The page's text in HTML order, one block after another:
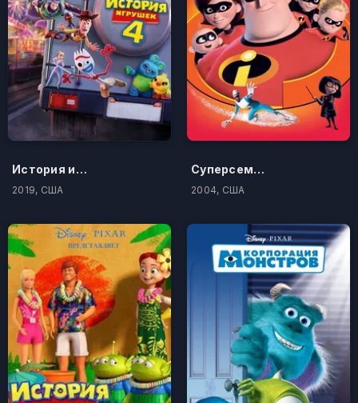
История игрушек 4
2019, США
Суперсемейка
2004, США